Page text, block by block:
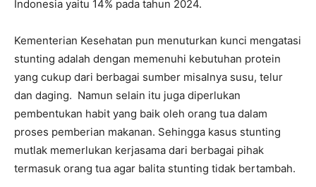
Indonesia yaitu 14% pada tahun 2024.
Kementerian Kesehatan pun menuturkan kunci mengatasi
stunting adalah dengan memenuhi kebutuhan protein
yang cukup dari berbagai sumber misalnya susu, telur
dan daging. Namun selain itu juga diperlukan
pembentukan habit yang baik oleh orang tua dalam
proses pemberian makanan. Sehingga kasus stunting
mutlak memerlukan kerjasama dari berbagai pihak
termasuk orang tua agar balita stunting tidak bertambah.